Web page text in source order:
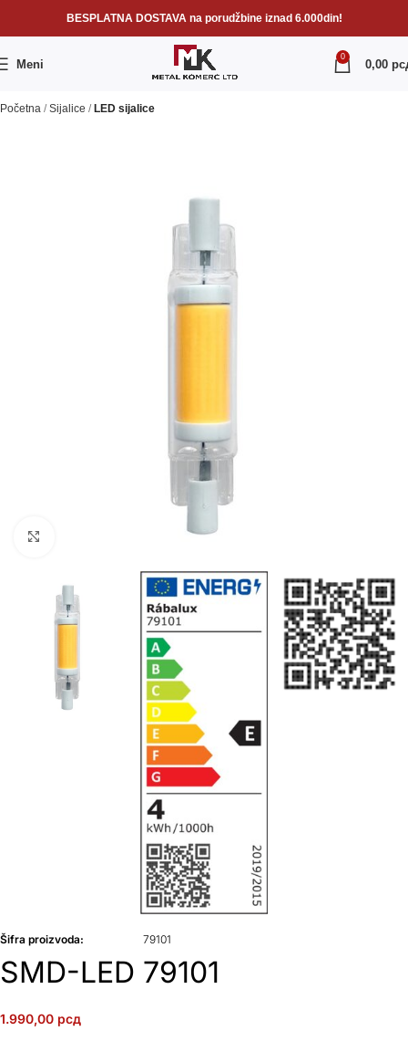
BESPLATNA DOSTAVA na porudžbine iznad 6.000din!
Meni
0
0,00
Početna Sijalice LED sijalice
Šifra proizvoda: 79101
SMD-LED 79101
1.990,00 рсд